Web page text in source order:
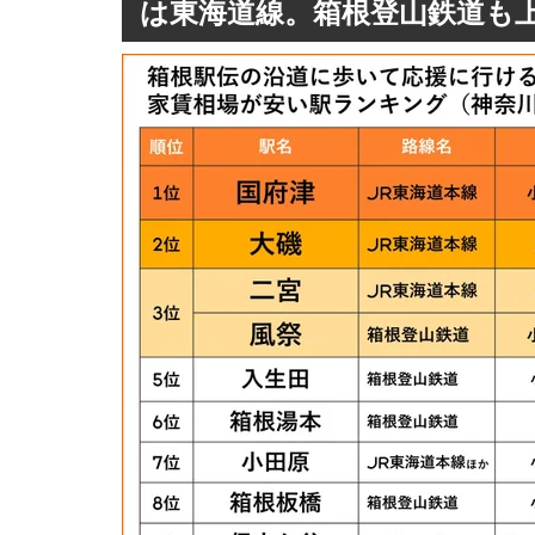
は東海道線。箱根登山鉄道も